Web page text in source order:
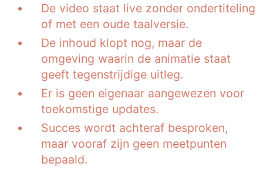
De video staat live zonder ondertiteling
of met een oude taalversie.
De inhoud klopt nog, maar de
omgeving waarin de animatie staat
geeft tegenstrijdige uitleg.
Er is geen eigenaar aangewezen voor
toekomstige updates.
Succes wordt achteraf besproken,
maar vooraf zijn geen meetpunten
bepaald.